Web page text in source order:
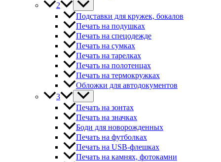
2
Подставки для кружек, бокалов
Печать на подушках
Печать на спецодежде
Печать на сумках
Печать на тарелках
Печать на полотенцах
Печать на термокружках
Обложки для автодокументов
3
Печать на зонтах
Печать на значках
Боди для новорожденных
Печать на футболках
Печать на USB-флешках
Печать на камнях, фотокамни